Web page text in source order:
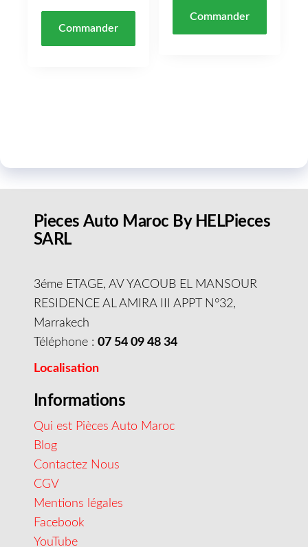
Commander
Commander
Pieces Auto Maroc By HELPieces
SARL
3éme ETAGE, AV YACOUB EL MANSOUR
RESIDENCE AL AMIRA III APPT N°32,
Marrakech
Téléphone : 07 54 09 48 34
Localisation
Informations
Qui est Pièces Auto Maroc
Blog
Contactez Nous
CGV
Mentions légales
Facebook
YouTube